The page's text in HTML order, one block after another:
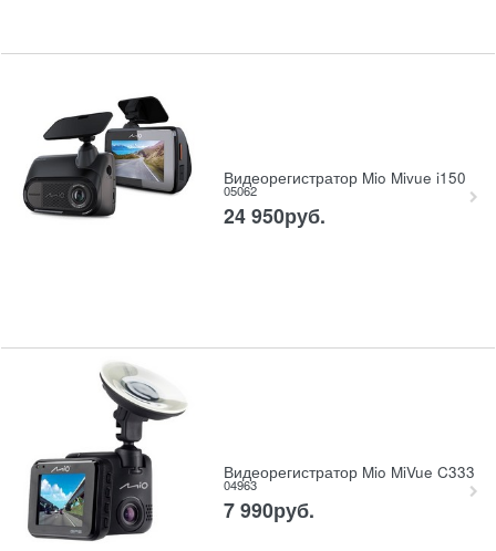
Видеорегистратор Mio Mivue i150
05062
24 950руб.
Видеорегистратор Mio MiVue C333
04963
7 990руб.